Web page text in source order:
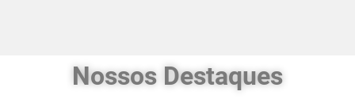
Nossos Destaques